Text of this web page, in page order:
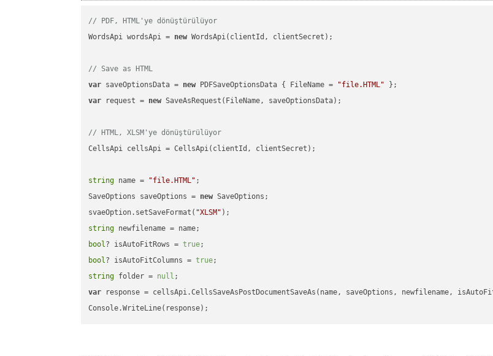
// PDF, HTML'ye dönüştürülüyor
WordsApi wordsApi = new WordsApi(clientId, clientSecret);
// Save as HTML
var saveOptionsData = new PDFSaveOptionsData { FileName = "file.HTML"
var request = new SaveAsRequest(FileName, saveOptionsData);
// HTML, XLSM'ye dönüştürülüyor
CellsApi cellsApi = CellsApi(clientId, clientSecret);
string name = "file.HTML" ;
SaveOptions saveOptions = new SaveOptions;
svaeOption.setSaveFormat( "XLSM"
string
bool? isAutoFitRows = true
bool? isAutoFitColumns = true
string folder = null
var response = cellsApi.CellsSaveAsPostDocumentSaveAs(name, saveOptions, newfilename,